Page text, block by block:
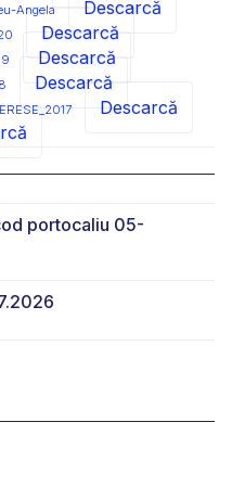
Angela Descarcă
Descarcă
Descarcă
Descarcă
Descarcă
portocaliu 05-